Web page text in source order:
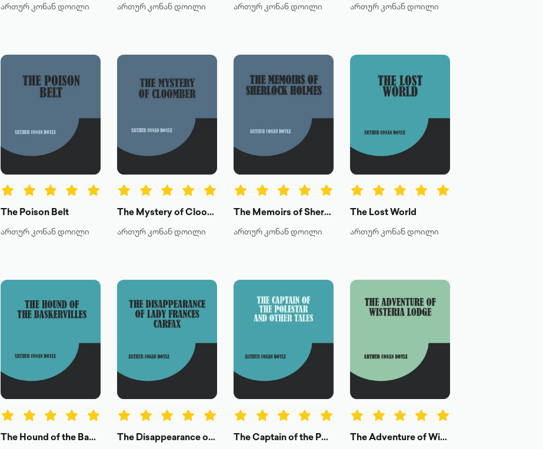
ართურ კონან დოილი ართურ კონან დოილი ართურ კონან დოილი ართურ კონან დოილი
The Poison Belt
ართურ კონან დოილი
The Mystery of Cloomber
ართურ კონან დოილი
The Memoirs of Sherlock Holmes
ართურ კონან დოილი
The Lost World
ართურ კონან დოილი
The Hound of the Baskervilles The Disappearance of Lady Frances Carfax The Captain of the Polestar, and Other Tales The Adventure of Wisteria Lodge